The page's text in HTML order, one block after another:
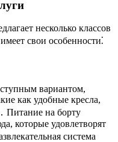
несколько классов
свои особенности⁚
вариантом,
как удобные кресла,
Питание на борту
которые удовлетворят
система